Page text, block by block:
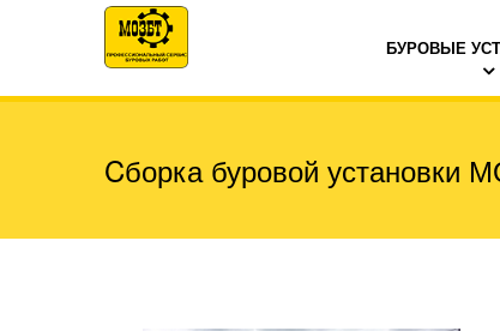
БУРОВЫЕ
Cборка буровой установки